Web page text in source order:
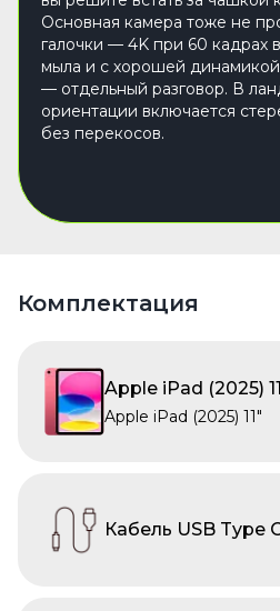
Основная камера тоже не
галочки — 4K при 60 кадрах
мыла и с хорошей
— отдельный разговор. В
ориентации включается
без перекосов.
Комплектация
Apple iPad (2025)
Apple iPad (2025) 11"
Кабель USB Type